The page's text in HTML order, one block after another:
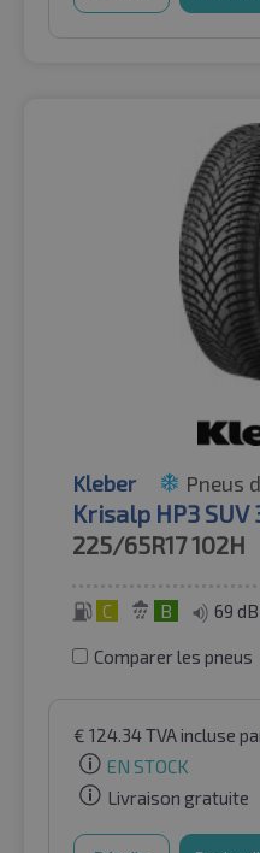
Kleber Pneus
Krisalp HP3 SUV
225/65R17102H
C B 69 dB
Comparer les pneus
€ 124.34TVA incluse
EN STOCK
Livraison gratuite